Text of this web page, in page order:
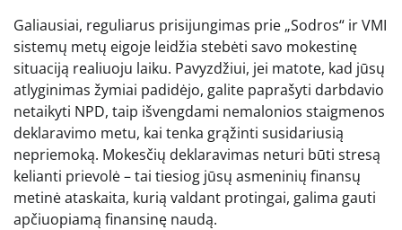
Galiausiai, reguliarus prisijungimas prie „Sodros“ ir VMI
sistemų metų eigoje leidžia stebėti savo mokestinę
situaciją realiuoju laiku. Pavyzdžiui, jei matote, kad jūsų
atlyginimas žymiai padidėjo, galite paprašyti darbdavio
netaikyti NPD, taip išvengdami nemalonios staigmenos
deklaravimo metu, kai tenka grąžinti susidariusią
nepriemoką. Mokesčių deklaravimas neturi būti stresą
kelianti prievolė – tai tiesiog jūsų asmeninių finansų
metinė ataskaita, kurią valdant protingai, galima gauti
apčiuopiamą finansinę naudą.